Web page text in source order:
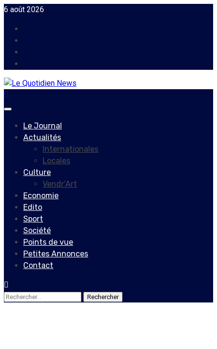
Skip
content
6 août 2026
Primary
Le Journal
Actualités
Internationales
Locales
Culture
Vendr’Art
Economie
Edito
Sport
Société
Points de vue
Petites Annonces
Contact
Rechercher :